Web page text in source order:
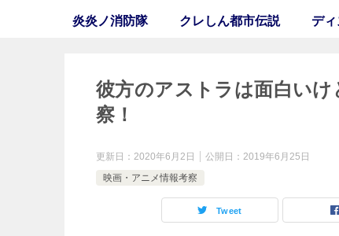
炎炎ノ消防隊 クレしん都市伝説 デ
彼方のアストラは面白い
察！
更新日： 2020年6月2日 公開日： 2019年6月25日
映画・アニメ情報考察
Tweet